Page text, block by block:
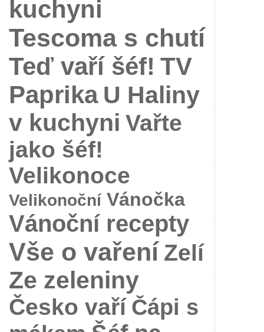
kuchyni
Tescoma s chutí
Teď vaří šéf! TV
Paprika U Haliny
v kuchyni Vařte
jako šéf!
Velikonoce
Velikonoční Vánočka
Vánoční recepty
Vše o vaření Zelí
Ze zeleniny
Česko vaří Čápi s